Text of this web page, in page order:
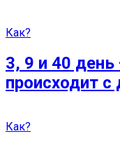
Как?
3, 9 и 40
происходит с
Как?